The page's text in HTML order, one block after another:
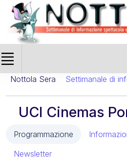
Settimanale di informazione
UCI Cinemas
Programmazione
Newsletter